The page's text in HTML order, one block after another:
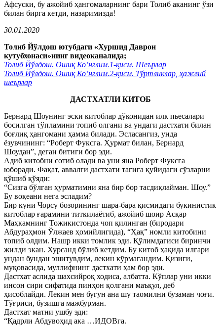
Афсуски, бу ажойиб ҳангомаларнинг бари Толиб аканинг ўзи
билан бирга кетди, назаримизда!
30.01.2020
Толиб Йўлдош ютубдаги «Хуршид Даврон
кутубхонаси»нинг видеоканалида;
Толиб Йўлдош. Ошиқ Ко’нглим.1-қисм. Шеърлар
Толиб Йўлдош. Ошиқ Ко’нглим.2-қисм. Тўртликлар, ҳажвий
шеърлар
ДАСТХАТЛИ КИТОБ
Бернард Шоунинг эски китоблар дўконидан илк пьесалари
босилган тўпламини топиб олгани ва ундаги дастхати билан
боғлиқ ҳангомани ҳамма билади. Эсласангиз, унда
ёзувчининг: “Роберт Фуксга. Ҳурмат билан, Бернард
Шоудан”, деган битиги бор эди.
Адиб китобни сотиб олади ва уни яна Роберт Фуксга
юборади. Фақат, аввалги дастхати тагига қуйидаги сўзларни
қўшиб қўяди:
“Сизга бўлган ҳурматимни яна бир бор тасдиқлайман. Шоу.”
Бу воқеани нега эсладим?
Бир куни Чорсу бозорининг шара-бара қисмидаги букинистик
китоблар ғарамини титкилаётиб, ажойиб шоир Асқар
Маҳкамнинг Тожикистонда чоп қилинган (биродари
Абдураҳмон Ўлжаев ҳомийлигида), “Ҳақ” номли китобини
топиб олдим. Нашр икки томлик эди. Қўлимдагиси биринчи
жилди экан. Хурсанд бўлиб кетдим. Бу китоб ҳақида илгари
ундан бундан эшитувдим, лекин кўрмагандим. Қизиғи,
муқовасида, муллифнинг дастхати ҳам бор эди.
Дастхат аслида шахсийроқ ходиса, албатта. Кўплар уни икки
инсон сири сифатида пинҳон қолгани маъқул, деб
ҳисоблайди. Лекин мен бугун ана шу таомилни бузаман чоғи.
Тўғриси, бузишга мажбурман.
Дастхат матни ушбу эди:
“Қадрли Абдувоҳид ака …ИДОВга.